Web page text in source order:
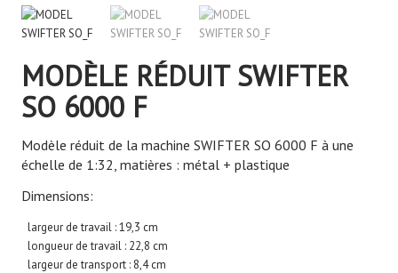
MODÈLE RÉDUIT SWIFTER
SO 6000 F
Modèle réduit de la machine SWIFTER SO 6000 F à une
échelle de 1:32, matières : métal + plastique
Dimensions:
largeur de travail : 19,3 cm
longueur de travail : 22,8 cm
largeur de transport : 8,4 cm